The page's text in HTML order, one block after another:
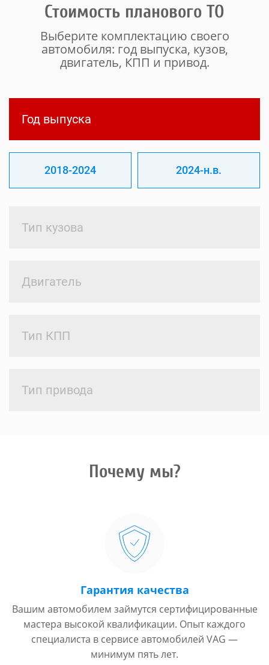
Стоимость планового ТО
Выберите комплектацию своего
автомобиля: год выпуска, кузов,
двигатель, КПП и привод.
Год выпуска
2018-2024 2024-н.в.
Тип кузова
Двигатель
Тип КПП
Тип привода
Почему мы?
Гарантия качества
Вашим автомобилем займутся сертифицированные
мастера высокой квалификации. Опыт каждого
специалиста в сервисе автомобилей VAG —
минимум пять лет.